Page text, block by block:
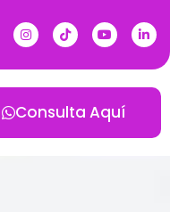
Consulta Aquí